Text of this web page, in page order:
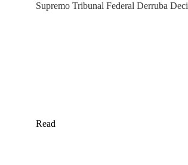
Supremo Tribunal Federal Derruba
Read